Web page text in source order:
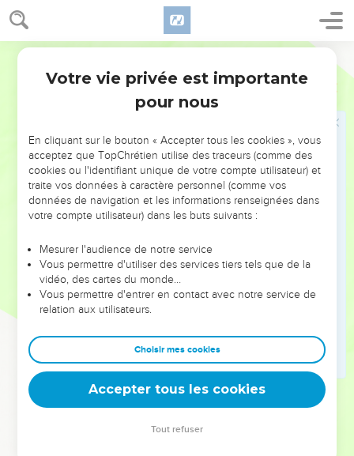
Actes 16
Après cela, les prenant en cette même heure de la nuit, il
lava leurs plaies, et aussitôt après il fut baptisé, avec tous
ceux de sa maison.
Et les ayant amenés en sa maison, il leur servit à manger,
et se réjouit, parce qu'avec toute sa maison il avait cru en
Et quand il fut jour, les Gouverneurs envoyèrent des
huissiers pour lui dire : élargis ces gens-là.
Et le geôlier rapporta ces paroles à Paul, [disant] : les
Gouverneurs ont envoyé dire qu'on vous élargît ; sortez donc
maintenant, et allez-vous-en en paix.
publiquement, sans forme de jugement, nous qui sommes
Romains, ils nous ont mis en prison ; et maintenant ils nous
mettent dehors en secret ? Il n'en sera pas ainsi, mais qu'ils
viennent eux-mêmes, et qu'ils nous mettent dehors.
Et les huissiers rapportèrent ces paroles aux Gouverneurs,
qui craignirent, ayant entendu qu'ils étaient Romains.
C'est pourquoi ils vinrent vers eux, et les prièrent ; puis les
ayant élargis, ils les supplièrent de partir de la ville.
Alors étant sortis de la prison, ils entrèrent chez Lydie, et
Votre vie privée est importante
pour nous
En cliquant sur le bouton « Accepter tous les cookies », vous
acceptez que TopChrétien utilise des traceurs (comme des
cookies ou l'identifiant unique de votre compte utilisateur) et
traite vos données à caractère personnel (comme vos
données de navigation et les informations renseignées dans
votre compte utilisateur) dans les buts suivants :
Mesurer l'audience de notre service
Vous permettre d'utiliser des services tiers tels que de la
vidéo, des cartes du monde…
Vous permettre d'entrer en contact avec notre service de
relation aux utilisateurs.
Choisir mes cookies
Accepter tous les cookies
Tout refuser